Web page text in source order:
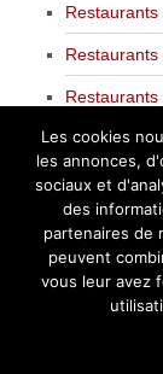
Restaurants
Restaurants
Restaurants
Dans les
Les cookies
les annonces,
sociaux et
des
partenaires de
peuvent
vous leur avez